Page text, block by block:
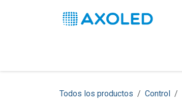
Todos los productos Control